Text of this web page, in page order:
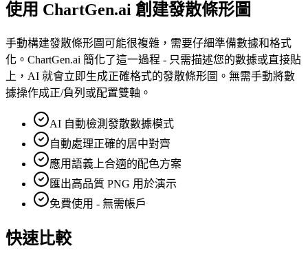
使用 ChartGen.ai 創建發散條形圖
手動構建發散條形圖可能很複雜，需要仔細準備數據和格式
化。ChartGen.ai 簡化了這一過程 - 只需描述您的數據或直接貼
上，AI 就會立即生成正確格式的發散條形圖。無需手動將數
據操作成正/負列或配置雙軸。
AI 自動檢測發散數據模式
自動處理正確的居中對齊
應用語義上合適的配色方案
匯出高品質 PNG 用於演示
免費使用 - 無需帳戶
快速比較